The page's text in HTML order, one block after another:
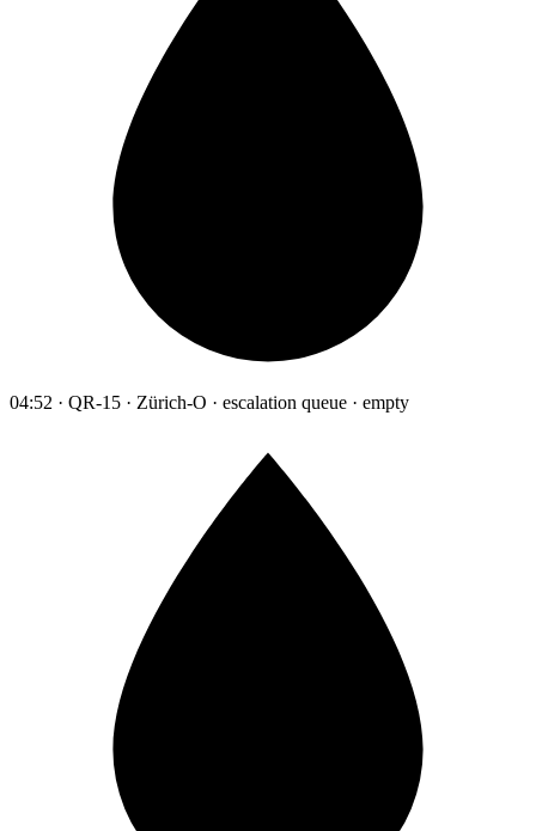
04:52 · QR-15 · Zürich-O · escalation queue · empty